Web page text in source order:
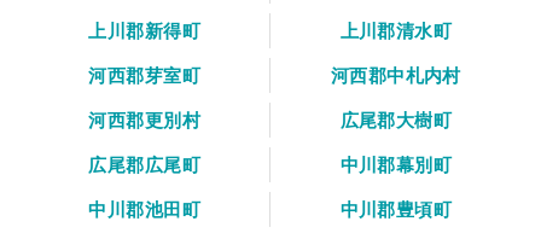
上川郡新得町
上川郡清水町
河西郡芽室町
河西郡中札内村
河西郡更別村
広尾郡大樹町
広尾郡広尾町
中川郡幕別町
中川郡池田町
中川郡豊頃町